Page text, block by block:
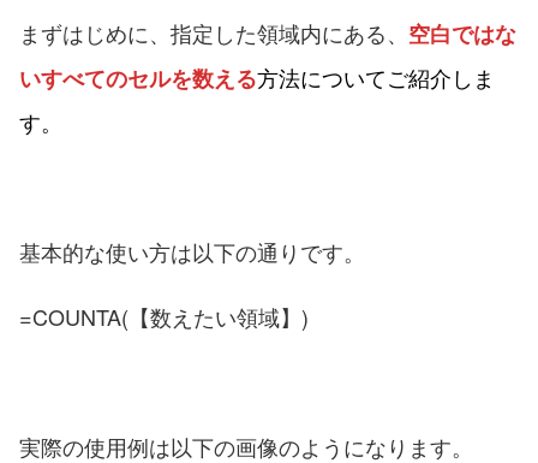
まずはじめに、指定した領域内にある、 空白ではな
いすべてのセルを数える方法についてご紹介しま
す。
基本的な使い方は以下の通りです。
=COUNTA(【数えたい領域】)
実際の使用例は以下の画像のようになります。